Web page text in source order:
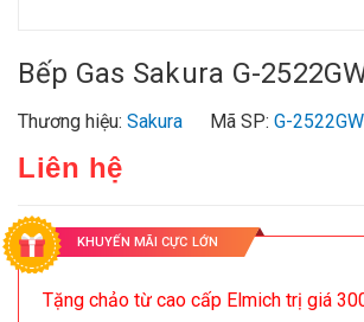
Bếp Gas Sakura G-
Thương hiệu: Sakura Mã SP: G-2522GW
Liên hệ
KHUYẾN MÃI CỰC LỚN
Tặng chảo từ cao cấp Elmich trị giá